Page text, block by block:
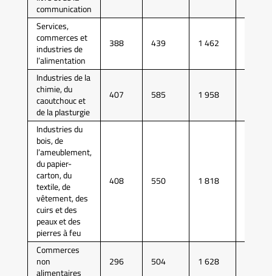
communication
Services,
commerces et
industries de
l’alimentation
388 439 1 462
Industries de la
chimie, du
caoutchouc et
de la plasturgie
407 585 1 958
Industries du
bois, de
l’ameublement,
du papier-
carton, du
textile, de
vêtement, des
cuirs et des
peaux et des
pierres à feu
408 550 1 818
Commerces
non 296 504 1 628